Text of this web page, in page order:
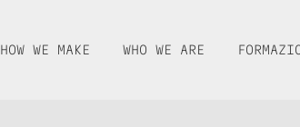
HOW WE MAKE WHO WE ARE